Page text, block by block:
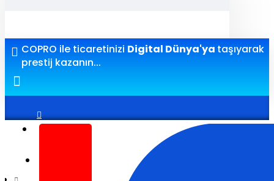
COPRO ile ticaretinizi Digital Dünya'ya taşıyarak
prestij kazanın...
Giriş yap